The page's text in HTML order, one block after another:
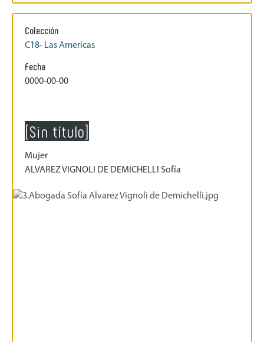
Colección
C18- Las Americas
Fecha
0000-00-00
[Sin título]
Mujer
ALVAREZ VIGNOLI DE DEMICHELLI Sofía